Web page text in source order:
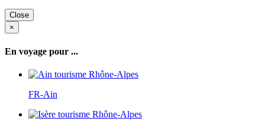
Close
×
En voyage pour ...
FR-Ain